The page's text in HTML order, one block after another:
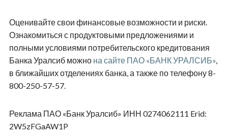
Оценивайте свои финансовые возможности и риски.
Ознакомиться с продуктовыми предложениями и
полными условиями потребительского кредитования
Банка Уралсиб можно на сайте ПАО «БАНК УРАЛСИБ»,
в ближайших отделениях банка, а также по телефону 8-
800-250-57-57.
Реклама ПАО «Банк Уралсиб» ИНН 0274062111 Erid:
2W5zFGaAW1P